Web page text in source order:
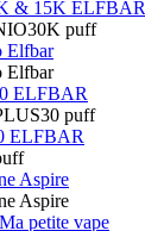
& 15K ELFBAR
puff
Elfbar
Elfbar
ELFBAR
puff
ELFBAR
Aspire
Aspire
petite vape